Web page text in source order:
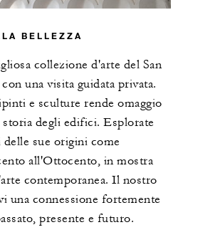
BELLEZZA
collezione d'arte del San
una visita guidata privata.
e sculture rende omaggio
storia degli edifici. Esplorate
sue origini come
all'Ottocento, in mostra
contemporanea. Il nostro
una connessione fortemente
presente e futuro.